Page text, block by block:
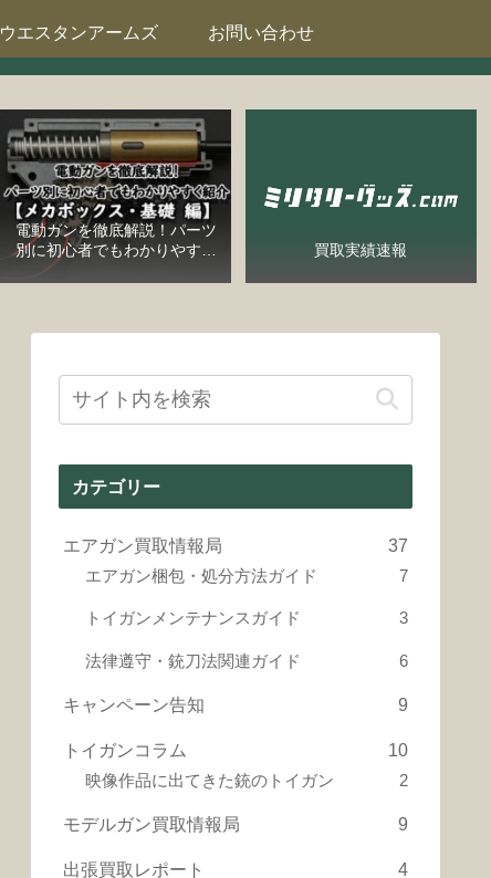
ウエスタンアームズ お問い合わせ
電動ガンを徹底解説！パーツ
別に初心者でもわかりやすく
紹介【メカボックス・基礎
買取実績速報
カテゴリー
エアガン買取情報局 37
エアガン梱包・処分方法ガイド 7
トイガンメンテナンスガイド 3
法律遵守・銃刀法関連ガイド 6
キャンペーン告知 9
トイガンコラム 10
映像作品に出てきた銃のトイガン 2
モデルガン買取情報局 9
出張買取レポート 4